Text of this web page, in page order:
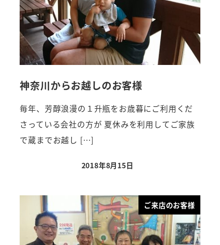
神奈川からお越しのお客様
毎年、芳醇浪漫の１升瓶をお歳暮にご利用くだ
さっている会社の方が 夏休みを利用してご家族
で蔵までお越し […]
2018年8月15日
ご来店のお客様